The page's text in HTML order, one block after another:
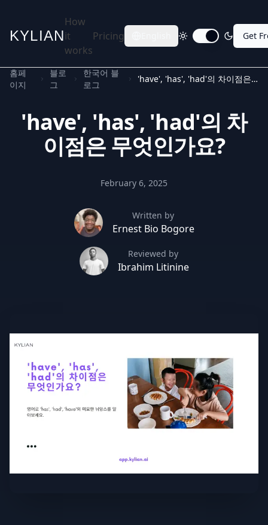
KYLIAN
How
it
works
Pricing Toggle dark mode
Get
홈페
이지
블로
그
한국어 블
로그
'have', 'has', 'had'의 차이점은 무엇인가요?
'have', 'has', 'had'의 차
이점은 무엇인가요?
February 6, 2025
Written by
Ernest Bio Bogore
Reviewed by
Ibrahim Litinine